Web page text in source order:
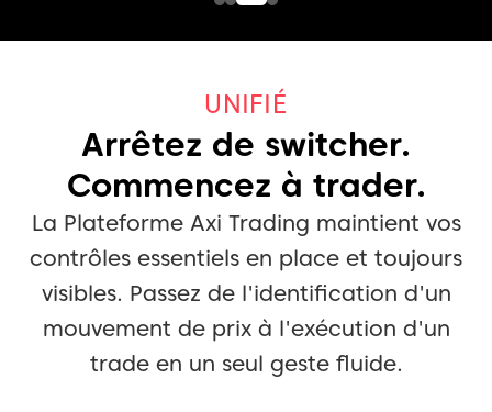
UNIFIÉ
Arrêtez de switcher.
Commencez à trader.
La Plateforme Axi Trading maintient vos
contrôles essentiels en place et toujours
visibles. Passez de l'identification d'un
mouvement de prix à l'exécution d'un
trade en un seul geste fluide.